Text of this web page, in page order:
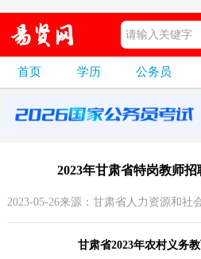
首页 学历 公务员
2023年甘肃省特岗教师招
2023-05-26来源：甘肃省人力资源和社
甘肃省2023年农村义务